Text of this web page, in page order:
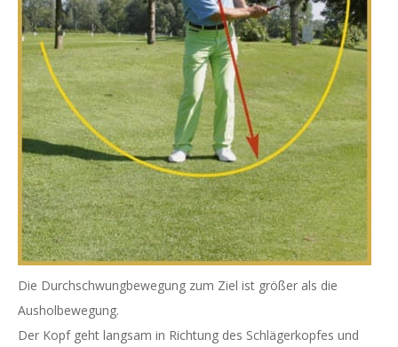
Die Durchschwungbewegung zum Ziel ist größer als die
Ausholbewegung.
Der Kopf geht langsam in Richtung des Schlägerkopfes und